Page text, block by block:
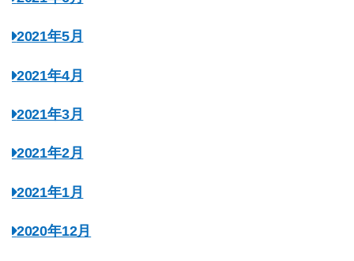
2021年5月
2021年4月
2021年3月
2021年2月
2021年1月
2020年12月